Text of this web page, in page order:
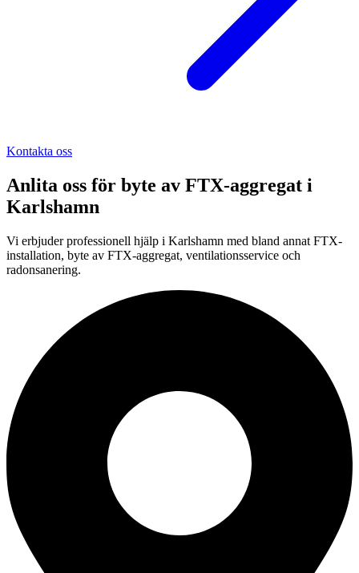
Kontakta oss
Anlita oss för byte av FTX-aggregat i
Karlshamn
Vi erbjuder professionell hjälp i Karlshamn med bland annat FTX-
installation, byte av FTX-aggregat, ventilationsservice och
radonsanering.